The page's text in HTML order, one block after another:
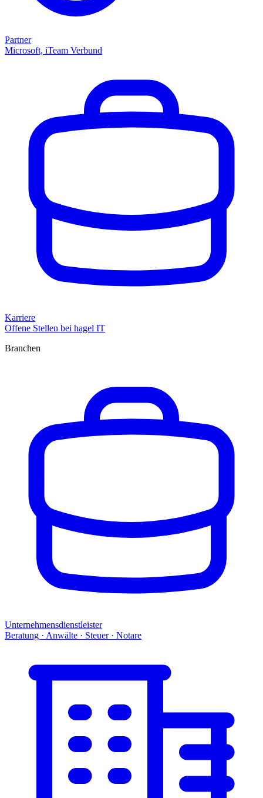
Partner
Microsoft, iTeam Verbund
Karriere
Offene Stellen bei hagel IT
Branchen
Unternehmensdienstleister
Beratung · Anwälte · Steuer · Notare